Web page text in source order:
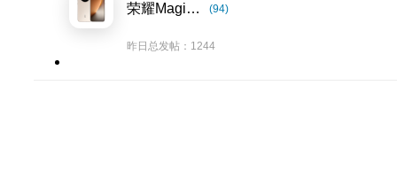
荣耀Magic8系列 (94)
昨日总发帖：1244